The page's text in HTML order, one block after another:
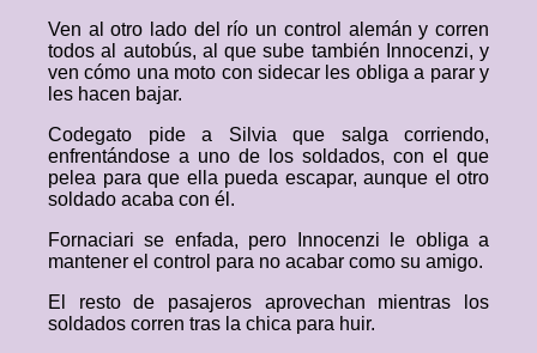
Ven al otro lado del río un control alemán y corren
todos al autobús, al que sube también Innocenzi, y
ven cómo una moto con sidecar les obliga a parar y
les hacen bajar.
Codegato pide a Silvia que salga corriendo,
enfrentándose a uno de los soldados, con el que
pelea para que ella pueda escapar, aunque el otro
soldado acaba con él.
Fornaciari se enfada, pero Innocenzi le obliga a
mantener el control para no acabar como su amigo.
El resto de pasajeros aprovechan mientras los
soldados corren tras la chica para huir.